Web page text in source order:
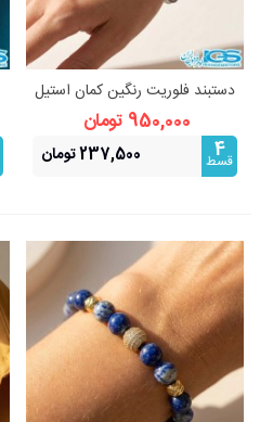
دستبند فلوریت رنگین کمان استیل
فری سایز
950,000 تومان
4
قسط 237,500 تومان